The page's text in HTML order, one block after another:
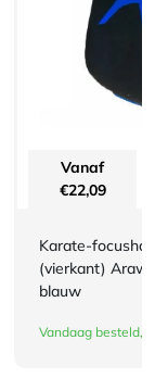
Vanaf
€22,09
Karate-
(vierkant)
blauw
Vandaag besteld,